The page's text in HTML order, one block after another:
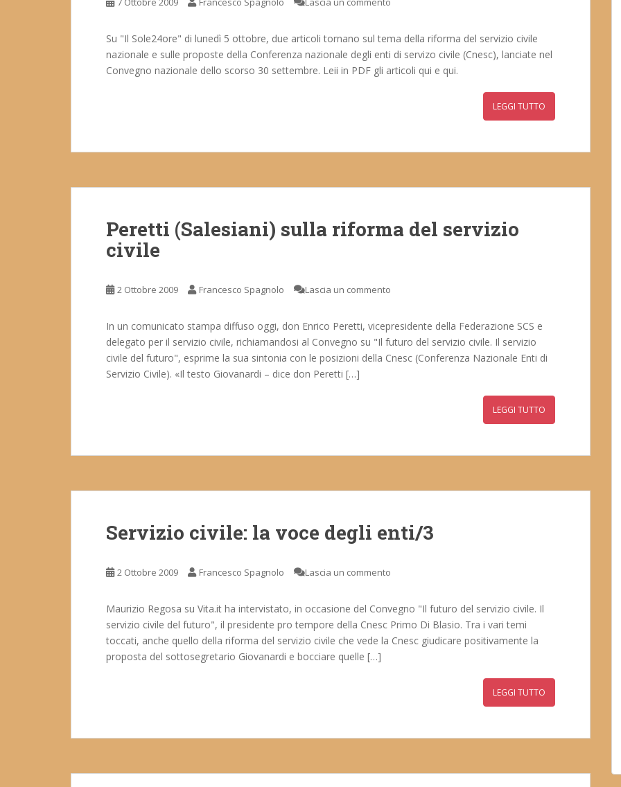
Su "Il Sole24ore" di lunedì 5 ottobre, due articoli tornano sul tema della riforma del servizio civile
nazionale e sulle proposte della Conferenza nazionale degli enti di servizo civile (Cnesc), lanciate nel
Convegno nazionale dello scorso 30 settembre. Leii in PDF gli articoli qui e qui.
LEGGI TUTTO
Peretti (Salesiani) sulla riforma del servizio
civile
2 Ottobre 2009 Francesco Spagnolo Lascia un commento
In un comunicato stampa diffuso oggi, don Enrico Peretti, vicepresidente della Federazione SCS e
delegato per il servizio civile, richiamandosi al Convegno su "Il futuro del servizio civile. Il servizio
civile del futuro", esprime la sua sintonia con le posizioni della Cnesc (Conferenza Nazionale Enti di
Servizio Civile). «Il testo Giovanardi – dice don Peretti […]
LEGGI TUTTO
Servizio civile: la voce degli enti/3
2 Ottobre 2009 Francesco Spagnolo Lascia un commento
Maurizio Regosa su Vita.it ha intervistato, in occasione del Convegno "Il futuro del servizio civile. Il
servizio civile del futuro", il presidente pro tempore della Cnesc Primo Di Blasio. Tra i vari temi
toccati, anche quello della riforma del servizio civile che vede la Cnesc giudicare positivamente la
proposta del sottosegretario Giovanardi e bocciare quelle […]
LEGGI TUTTO